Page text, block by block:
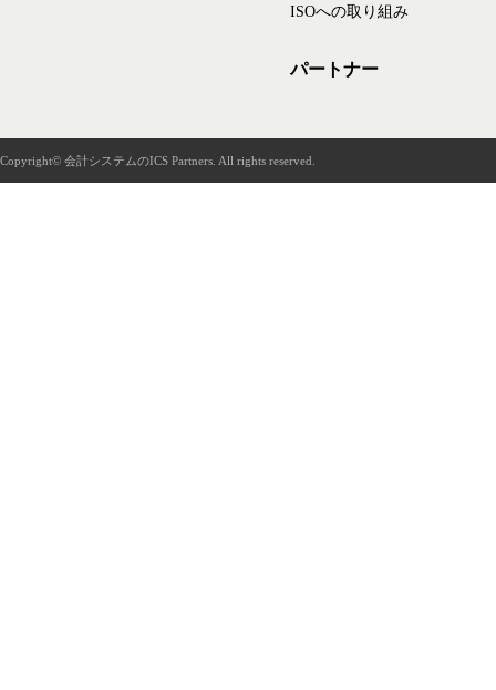
ISOへの取り組み
パートナー
Copyright© 会計システムのICS Partners. All rights reserved.